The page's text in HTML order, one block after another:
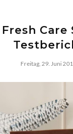
Fresh
Freitag, 29. Juni